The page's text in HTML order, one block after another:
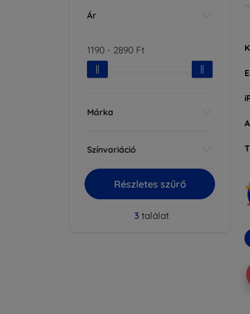
Ár
1190 - 2890 Ft
Márka
Színvariáció
Részletes szűrő
3találat